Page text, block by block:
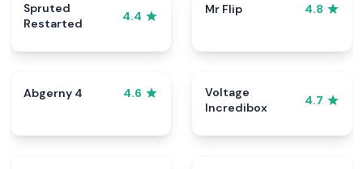
Spruted
Restarted
4.4
Mr Flip 4.8
Abgerny 4 4.6
Voltage
Incredibox
4.7